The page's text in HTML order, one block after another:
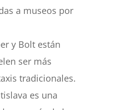
a museos por
y Bolt están
ser más
tradicionales.
es una